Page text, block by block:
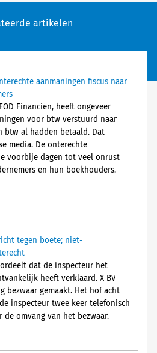
artikelen
aanmaningen fiscus naar
Financiën, heeft ongeveer
voor btw verstuurd naar
btw al hadden betaald. Dat
media. De onterechte
voorbije dagen tot veel onrust
en hun boekhouders.
tegen boete; niet-
dat de inspecteur het
heeft verklaard. X BV
bezwaar gemaakt. Het hof acht
inspecteur twee keer telefonisch
de omvang van het bezwaar.